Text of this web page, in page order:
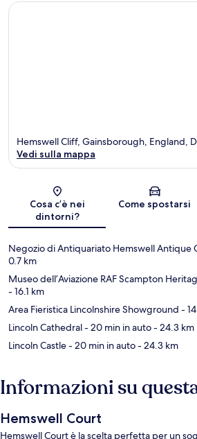
Mappa
Hemswell Cliff, Gainsborough, England,
Vedi sulla mappa
Cosa c’è nei
dintorni?
Come spostarsi
Negozio di Antiquariato Hemswell Antique
0.7 km
Museo dell’Aviazione RAF Scampton
- 16.1 km
Area Fieristica Lincolnshire Showground -
Lincoln Cathedral- 20 min in auto- 24.3 km
Lincoln Castle- 20 min in auto- 24.3 km
Informazioni su
Hemswell Court
Hemswell Court è la scelta perfetta per un